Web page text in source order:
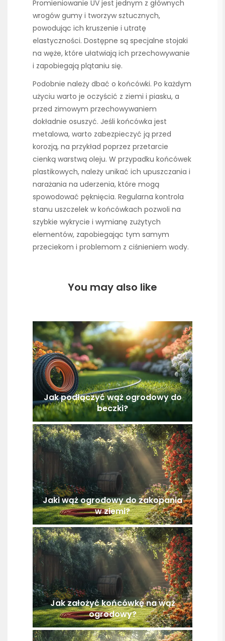
Promieniowanie UV jest jednym z głównych
wrogów gumy i tworzyw sztucznych,
powodując ich kruszenie i utratę
elastyczności. Dostępne są specjalne stojaki
na węże, które ułatwiają ich przechowywanie
i zapobiegają plątaniu się.
Podobnie należy dbać o końcówki. Po każdym
użyciu warto je oczyścić z ziemi i piasku, a
przed zimowym przechowywaniem
dokładnie osuszyć. Jeśli końcówka jest
metalowa, warto zabezpieczyć ją przed
korozją, na przykład poprzez przetarcie
cienką warstwą oleju. W przypadku końcówek
plastikowych, należy unikać ich upuszczania i
narażania na uderzenia, które mogą
spowodować pęknięcia. Regularna kontrola
stanu uszczelek w końcówkach pozwoli na
szybkie wykrycie i wymianę zużytych
elementów, zapobiegając tym samym
przeciekom i problemom z ciśnieniem wody.
You may also like
Jak podłączyć wąż ogrodowy do
beczki?
Jaki wąż ogrodowy do zakopania
w ziemi?
Jak założyć końcówkę na wąż
ogrodowy?